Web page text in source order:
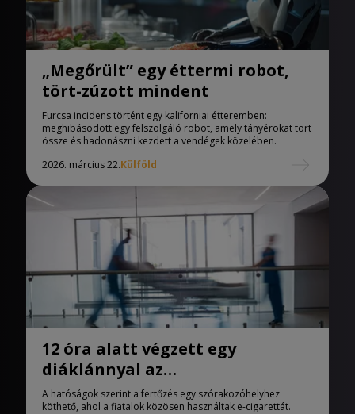
„Megőrült” egy éttermi robot,
tört-zúzott mindent
Furcsa incidens történt egy kaliforniai étteremben:
meghibásodott egy felszolgáló robot, amely tányérokat tört
össze és hadonászni kezdett a vendégek közelében.
2026. március 22.Külföld
12 óra alatt végzett egy
diáklánnyal az
agyhártyagyulladás
A hatóságok szerint a fertőzés egy szórakozóhelyhez
köthető, ahol a fiatalok közösen használtak e-cigarettát.